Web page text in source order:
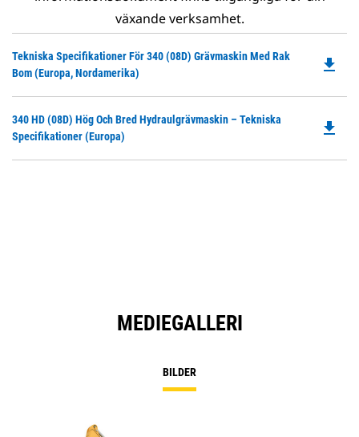
växande verksamhet.
Tekniska Specifikationer För 340 (08D) Grävmaskin Med Rak
Bom (Europa, Nordamerika)
file_download
340 HD (08D) Hög Och Bred Hydraulgrävmaskin – Tekniska
Specifikationer (Europa)
file_download
MEDIEGALLERI
BILDER